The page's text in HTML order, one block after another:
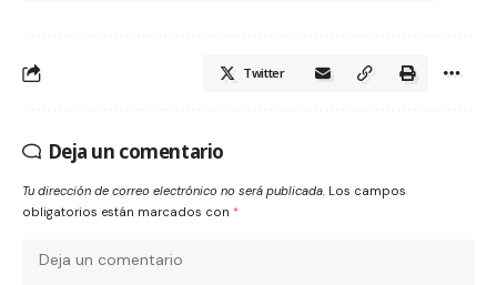
Twitter
Deja un comentario
Tu dirección de correo electrónico no será publicada. Los campos
obligatorios están marcados con *